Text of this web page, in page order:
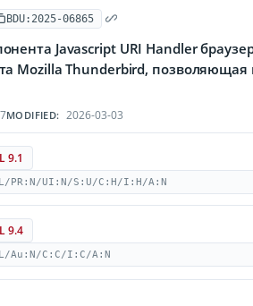
BDU:2025-06865
Javascript URI Handler
Mozilla Thunderbird,
MODIFIED: 2026-03-03
9.1
PR:N/UI:N/S:U/C:H/I:H/A:N
9.4
Au:N/C:C/I:C/A:N